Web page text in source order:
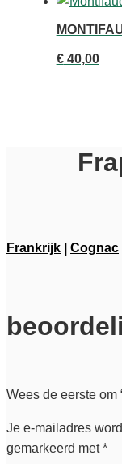
€40,00
Frankrijk Cognac
Wees de eerste om
Je e-mailadres
gemarkeerd met*